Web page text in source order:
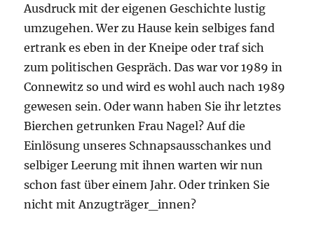
Ausdruck mit der eigenen Geschichte lustig
umzugehen. Wer zu Hause kein selbiges fand
ertrank es eben in der Kneipe oder traf sich
zum politischen Gespräch. Das war vor 1989 in
Connewitz so und wird es wohl auch nach 1989
gewesen sein. Oder wann haben Sie ihr letztes
Bierchen getrunken Frau Nagel? Auf die
Einlösung unseres Schnapsausschankes und
selbiger Leerung mit ihnen warten wir nun
schon fast über einem Jahr. Oder trinken Sie
nicht mit Anzugträger_innen?